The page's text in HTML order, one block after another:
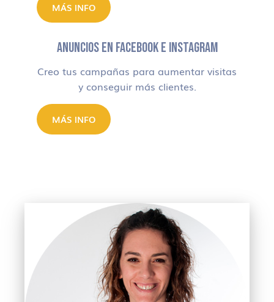
MÁS INFO
ANUNCIOS EN FACEBOOK E INSTAGRAM
Creo tus campañas para aumentar visitas
y conseguir más clientes.
MÁS INFO